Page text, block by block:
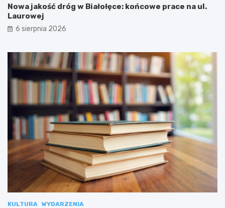
Nowa jakość dróg w Białołęce: końcowe prace na ul.
Laurowej
6 sierpnia 2026
KULTURA WYDARZENIA